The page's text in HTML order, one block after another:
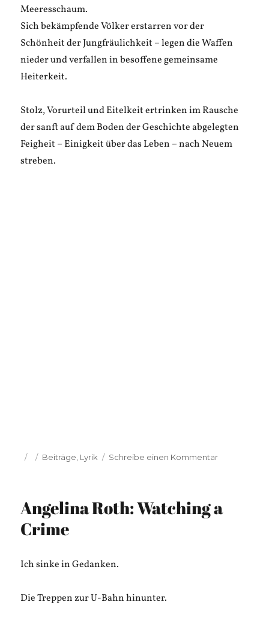
Meeresschaum.
Sich bekämpfende Völker erstarren vor der
Schönheit der Jungfräulichkeit – legen die Waffen
nieder und verfallen in besoffene gemeinsame
Heiterkeit.
Stolz, Vorurteil und Eitelkeit ertrinken im Rausche
der sanft auf dem Boden der Geschichte abgelegten
Feigheit – Einigkeit über das Leben – nach Neuem
streben.
Veröffentlicht
Kategorien
Beiträge Lyrik Schreibe einen Kommentarzu
Wolken
Angelina Roth: Watching a
Crime
Ich sinke in Gedanken.
Die Treppen zur U-Bahn hinunter.